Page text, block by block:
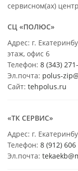
сервисном(ах)
СЦ «ПОЛЮС»
Адрес: г.
этаж, офис 6
Телефон: 8 (343)
Эл.почта: polus-
Сайт: tehpolus.ru
«ТК СЕРВИС»
Адрес: г.
Телефон: 8 (912)
Эл.почта: